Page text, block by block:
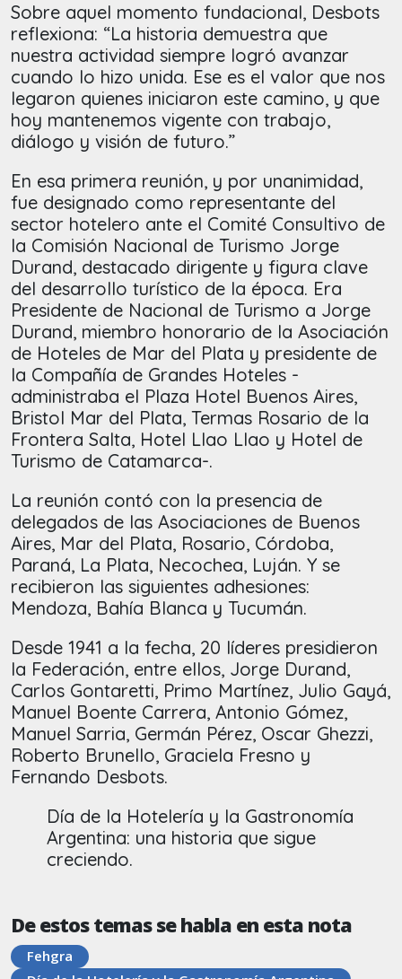
Sobre aquel momento fundacional, Desbots
reflexiona: “La historia demuestra que
nuestra actividad siempre logró avanzar
cuando lo hizo unida. Ese es el valor que nos
legaron quienes iniciaron este camino, y que
hoy mantenemos vigente con trabajo,
diálogo y visión de futuro.”
En esa primera reunión, y por unanimidad,
fue designado como representante del
sector hotelero ante el Comité Consultivo de
la Comisión Nacional de Turismo Jorge
Durand, destacado dirigente y figura clave
del desarrollo turístico de la época. Era
Presidente de Nacional de Turismo a Jorge
Durand, miembro honorario de la Asociación
de Hoteles de Mar del Plata y presidente de
la Compañía de Grandes Hoteles -
administraba el Plaza Hotel Buenos Aires,
Bristol Mar del Plata, Termas Rosario de la
Frontera Salta, Hotel Llao Llao y Hotel de
Turismo de Catamarca-.
La reunión contó con la presencia de
delegados de las Asociaciones de Buenos
Aires, Mar del Plata, Rosario, Córdoba,
Paraná, La Plata, Necochea, Luján. Y se
recibieron las siguientes adhesiones:
Mendoza, Bahía Blanca y Tucumán.
Desde 1941 a la fecha, 20 líderes presidieron
la Federación, entre ellos, Jorge Durand,
Carlos Gontaretti, Primo Martínez, Julio Gayá,
Manuel Boente Carrera, Antonio Gómez,
Manuel Sarria, Germán Pérez, Oscar Ghezzi,
Roberto Brunello, Graciela Fresno y
Fernando Desbots.
Día de la Hotelería y la Gastronomía
Argentina: una historia que sigue
creciendo.
De estos temas se habla en esta nota
Fehgra